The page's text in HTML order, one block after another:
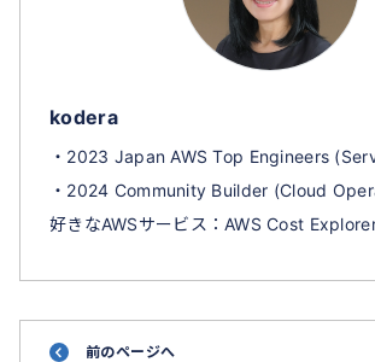
kodera
・2023 Japan AWS Top Engineers
・2024 Community Builder (Cloud
好きなAWSサービス：AWS Cost
前のページへ